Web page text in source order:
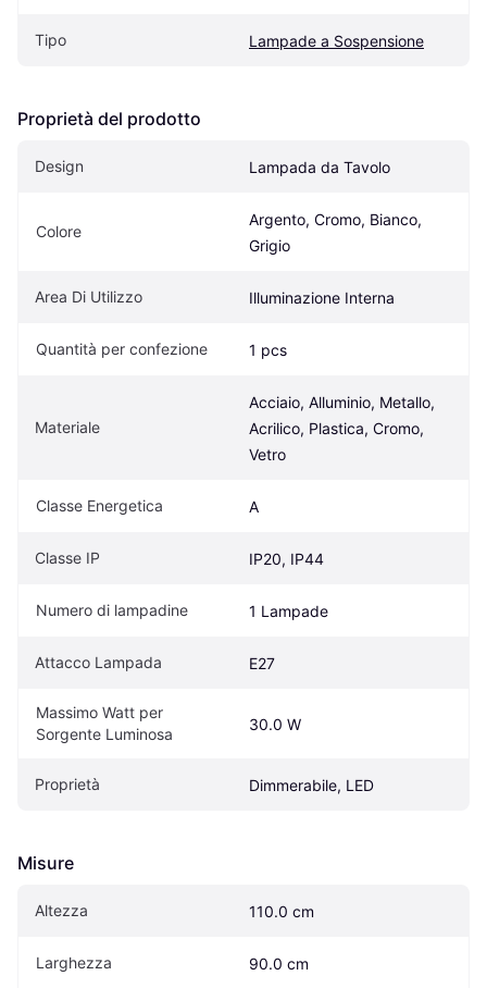
Tipo Lampade a Sospensione
Proprietà del prodotto
Design Lampada da Tavolo
Colore
Argento, Cromo, Bianco,
Grigio
Area Di Utilizzo Illuminazione Interna
Quantità per confezione 1 pcs
Materiale
Acciaio, Alluminio, Metallo,
Acrilico, Plastica, Cromo,
Vetro
Classe Energetica A
Classe IP IP20, IP44
Numero di lampadine 1 Lampade
Attacco Lampada E27
Massimo Watt per
Sorgente Luminosa
30.0 W
Proprietà Dimmerabile, LED
Misure
Altezza 110.0 cm
Larghezza 90.0 cm